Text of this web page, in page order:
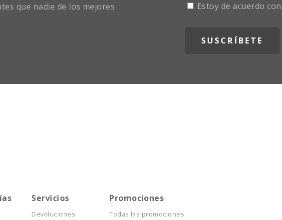
que nadie de los mejores
Estoy de acuerdo
Servicios
Devoluciones
Promociones
Todas las promociones